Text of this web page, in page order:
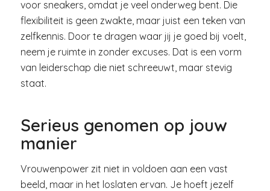
voor sneakers, omdat je veel onderweg bent. Die
flexibiliteit is geen zwakte, maar juist een teken van
zelfkennis. Door te dragen waar jij je goed bij voelt,
neem je ruimte in zonder excuses. Dat is een vorm
van leiderschap die niet schreeuwt, maar stevig
staat.
Serieus genomen op jouw
manier
Vrouwenpower zit niet in voldoen aan een vast
beeld, maar in het loslaten ervan. Je hoeft jezelf